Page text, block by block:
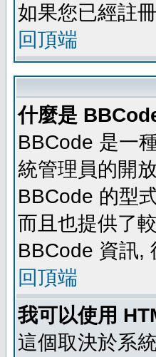
如果您已經註
回頂端
什麼是
BBCode 是一
統管理員的開
BBCode 的型
而且也提供了
BBCode 資訊,
回頂端
我可以使用
這個取決於系